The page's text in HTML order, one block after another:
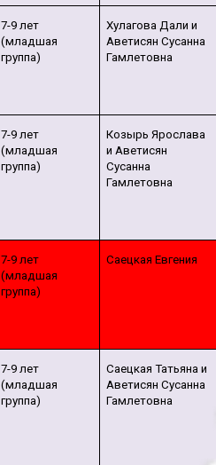
7-9 лет
(младшая
группа)
Хулагова Дали и
Аветисян Сусанна
Гамлетовна
7-9 лет
(младшая
группа)
Козырь Ярослава
и Аветисян
Сусанна
Гамлетовна
7-9 лет
(младшая
группа)
Саецкая Евгения
7-9 лет
(младшая
группа)
Саецкая Татьяна и
Аветисян Сусанна
Гамлетовна